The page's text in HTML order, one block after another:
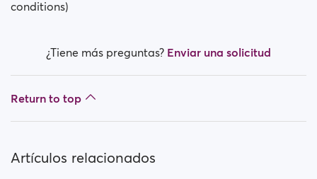
conditions)
¿Tiene más preguntas? Enviar una solicitud
Return to top
Artículos relacionados